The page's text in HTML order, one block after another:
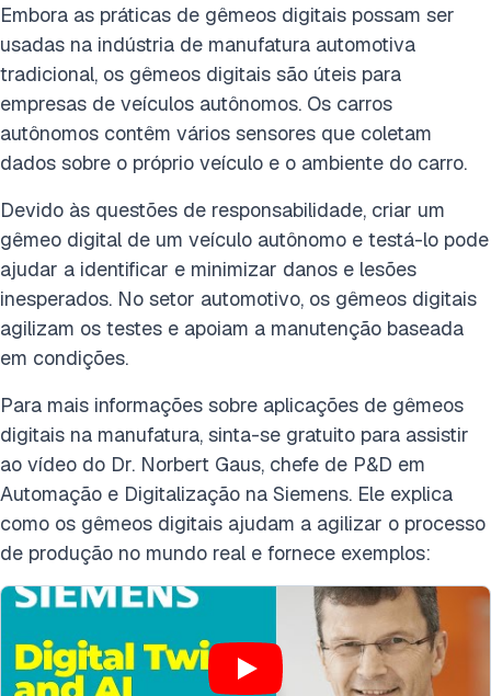
Embora as práticas de gêmeos digitais possam ser
usadas na indústria de manufatura automotiva
tradicional, os gêmeos digitais são úteis para
empresas de veículos autônomos. Os carros
autônomos contêm vários sensores que coletam
dados sobre o próprio veículo e o ambiente do carro.
Devido às questões de responsabilidade, criar um
gêmeo digital de um veículo autônomo e testá-lo pode
ajudar a identificar e minimizar danos e lesões
inesperados. No setor automotivo, os gêmeos digitais
agilizam os testes e apoiam a manutenção baseada
em condições.
Para mais informações sobre aplicações de gêmeos
digitais na manufatura, sinta-se gratuito para assistir
ao vídeo do Dr. Norbert Gaus, chefe de P&D em
Automação e Digitalização na Siemens. Ele explica
como os gêmeos digitais ajudam a agilizar o processo
de produção no mundo real e fornece exemplos: